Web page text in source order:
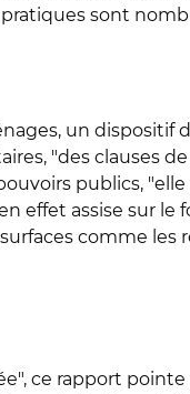
sont
un dispositif
"des clauses
publics,
effet assise sur le
comme les
ce rapport